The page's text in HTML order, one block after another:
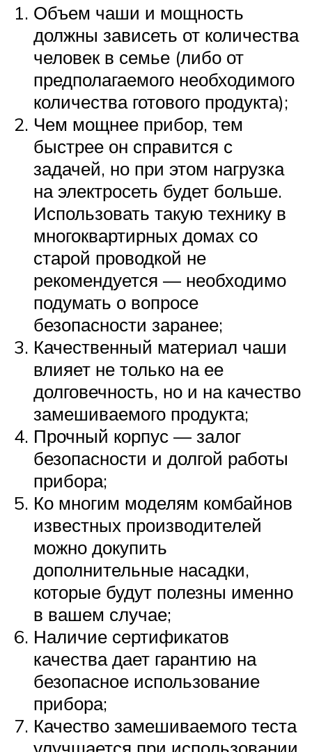
Объем чаши и мощность
должны зависеть от количества
человек в семье (либо от
предполагаемого необходимого
количества готового продукта);
Чем мощнее прибор, тем
быстрее он справится с
задачей, но при этом нагрузка
на электросеть будет больше.
Использовать такую технику в
многоквартирных домах со
старой проводкой не
рекомендуется — необходимо
подумать о вопросе
безопасности заранее;
Качественный материал чаши
влияет не только на ее
долговечность, но и на качество
замешиваемого продукта;
Прочный корпус — залог
безопасности и долгой работы
прибора;
Ко многим моделям комбайнов
известных производителей
можно докупить
дополнительные насадки,
которые будут полезны именно
в вашем случае;
Наличие сертификатов
качества дает гарантию на
безопасное использование
прибора;
Качество замешиваемого теста